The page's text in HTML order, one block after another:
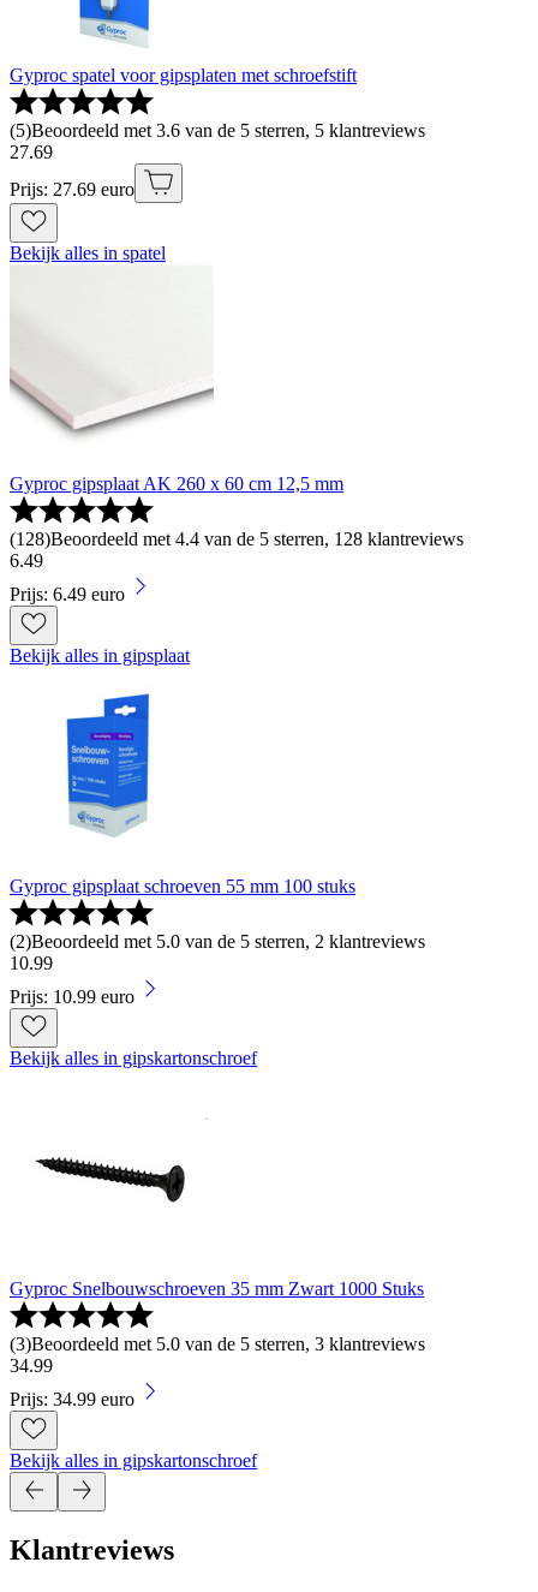
Gyproc spatel voor gipsplaten met schroefstift
(5)Beoordeeld met 3.6 van de 5 sterren, 5 klantreviews
27.69
Prijs: 27.69 euro
Bekijk alles in spatel
Gyproc gipsplaat AK 260 x 60 cm 12,5 mm
(128)Beoordeeld met 4.4 van de 5 sterren, 128 klantreviews
6.49
Prijs: 6.49 euro
Bekijk alles in gipsplaat
Gyproc gipsplaat schroeven 55 mm 100 stuks
(2)Beoordeeld met 5.0 van de 5 sterren, 2 klantreviews
10.99
Prijs: 10.99 euro
Bekijk alles in gipskartonschroef
Gyproc Snelbouwschroeven 35 mm Zwart 1000 Stuks
(3)Beoordeeld met 5.0 van de 5 sterren, 3 klantreviews
34.99
Prijs: 34.99 euro
Bekijk alles in gipskartonschroef
Klantreviews